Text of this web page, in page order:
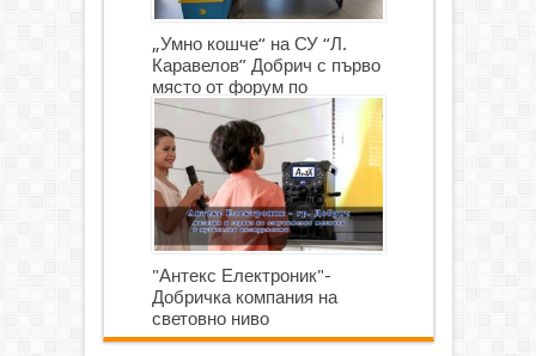
„Умно кошче“ на СУ “Л.
Каравелов” Добрич с първо
място от форум по
роботика
"Антекс Електроник"-
Добричка компания на
световно ниво